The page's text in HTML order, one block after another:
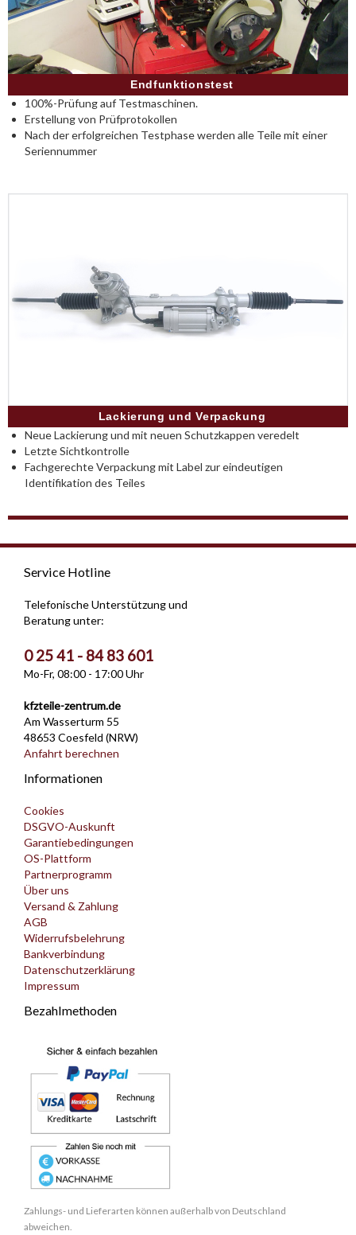
Endfunktionstest
100%-Prüfung auf Testmaschinen.
Erstellung von Prüfprotokollen
Nach der erfolgreichen Testphase werden alle Teile mit einer
Seriennummer
Lackierung und Verpackung
Neue Lackierung und mit neuen Schutzkappen veredelt
Letzte Sichtkontrolle
Fachgerechte Verpackung mit Label zur eindeutigen
Identifikation des Teiles
Service Hotline
Telefonische Unterstützung und
Beratung unter:
0 25 41 - 84 83 601
Mo-Fr, 08:00 - 17:00 Uhr
kfzteile-zentrum.de
Am Wasserturm 55
48653 Coesfeld (NRW)
Anfahrt berechnen
Informationen
Cookies
DSGVO-Auskunft
Garantiebedingungen
OS-Plattform
Partnerprogramm
Über uns
Versand & Zahlung
AGB
Widerrufsbelehrung
Bankverbindung
Datenschutzerklärung
Impressum
Bezahlmethoden
Zahlungs- und Lieferarten können außerhalb von Deutschland
abweichen.